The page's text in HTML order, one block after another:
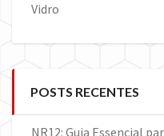
Vidro
POSTS RECENTES
NR12: Guia Essencial